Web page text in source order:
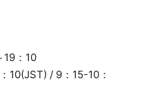
19：10
10(JST) / 9：15-10：